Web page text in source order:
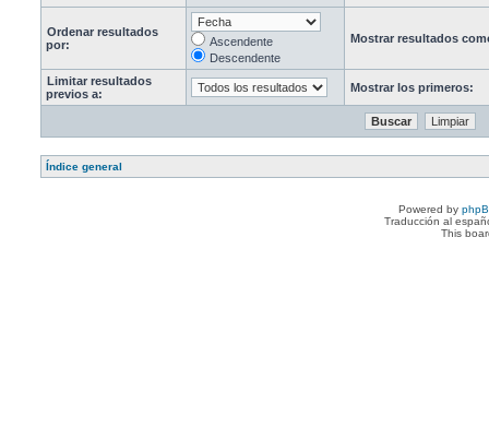
Ordenar resultados
por:
Ascendente
Descendente
Mostrar resultados
Limitar resultados
previos a:
Mostrar los primeros:
Índice general
Powered by
Traducción al
This